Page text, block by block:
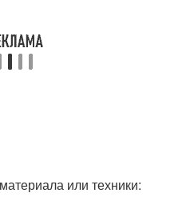
или техники: